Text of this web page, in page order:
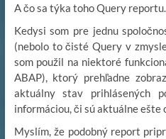
A čo sa týka toho Query reportu..
Kedysi som pre jednu
(nebolo to čisté Query v
som použil na niektoré
ABAP), ktorý prehľadne
aktuálny stav prihlásených
informáciou, či sú aktuálne ešte
Myslím, že podobný report